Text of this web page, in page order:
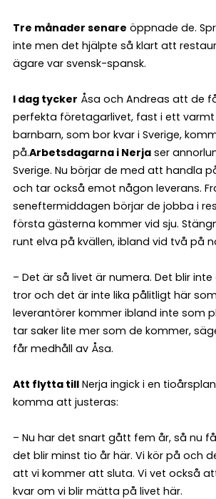
Tre månader senare öppnade de.
inte men det hjälpte så klart att
ägare var svensk-spansk.
I dag tycker Åsa och Andreas att de
perfekta företagarlivet, fast i ett varmt
barnbarn, som bor kvar i Sverige,
på.Arbetsdagarna i Nerja ser
Sverige. Nu börjar de med att handla
och tar också emot någon leverans.
seneftermiddagen börjar de jobba i
första gästerna kommer vid sju.
runt elva på kvällen, ibland vid två på
– Det är så livet är numera. Det blir
tror och det är inte lika pålitligt här
leverantörer kommer ibland inte som
tar saker lite mer som de kommer,
får medhåll av Åsa.
Att flytta till Nerja ingick i en
komma att justeras:
– Nu har det snart gått fem år, så nu
det blir minst tio år här. Vi kör på och
att vi kommer att sluta. Vi vet också
kvar om vi blir mätta på livet här.